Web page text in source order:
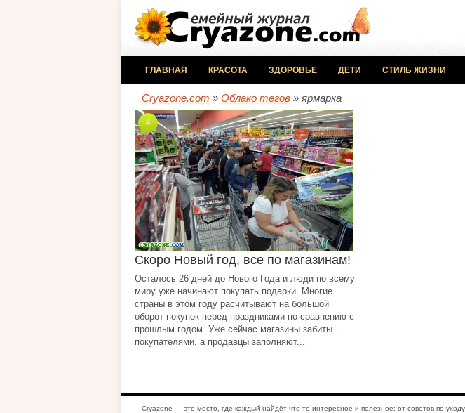
ГЛАВНАЯ КРАСОТА ЗДОРОВЬЕ ДЕТИ СТИЛЬ ЖИЗНИ
Cryazone.com » Облако тегов » ярмарка
Скоро Новый год, все по магазинам!
Осталось 26 дней до Нового Года и люди по всему
миру уже начинают покупать подарки. Многие
страны в этом году расчитывают на большой
оборот покупок перед праздниками по сравнению с
прошлым годом. Уже сейчас магазины забиты
покупателями, а продавцы заполняют...
4
Cryazone — это место, где каждый найдёт что-то интересное и полезное: от советов по